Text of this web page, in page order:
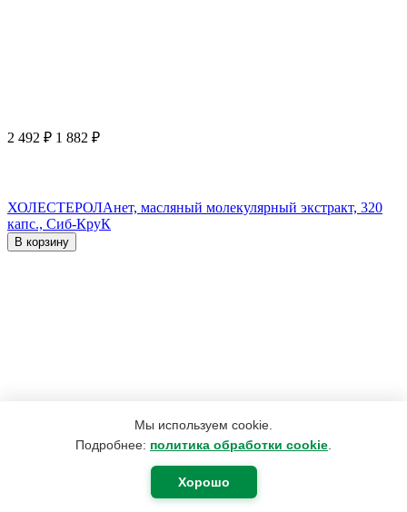
Мы используем cookie.
Подробнее: политика обработки cookie
Хорошо
2 492 ₽ 1 882 ₽
ХОЛЕСТЕРОЛАнет, масляный молекулярный экстракт, 320
капс., Сиб-КруК
В корзину